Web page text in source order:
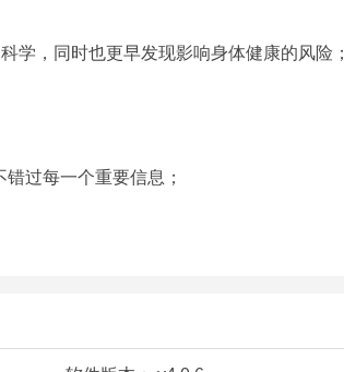
学，同时也更早发现影响身体健康的风险；
过每一个重要信息；